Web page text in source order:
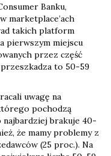
Banku,
marketplace’ach
takich platform
pierwszym miejscu
przez część
to 50-59
uwagę na
pochodzą
najbardziej brakuje 40-
że mamy problemy z
(25 proc.). Na